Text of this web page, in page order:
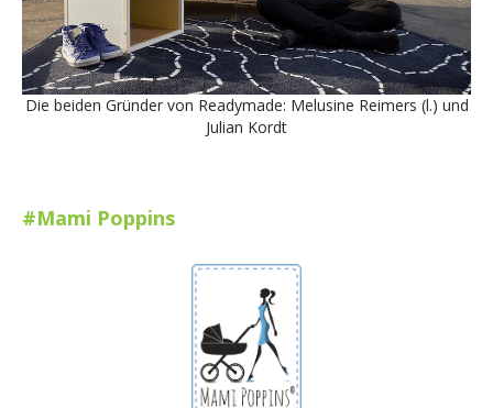
Die beiden Gründer von Readymade: Melusine Reimers (l.) und
Julian Kordt
#Mami Poppins